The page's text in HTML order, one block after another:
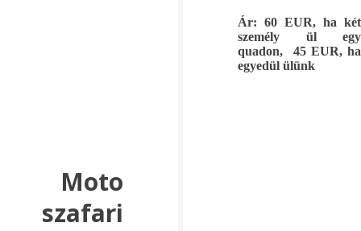
Ár: 60 EUR, ha két
személy ül egy
quadon, 45 EUR, ha
egyedül ülünk
Moto
szafari